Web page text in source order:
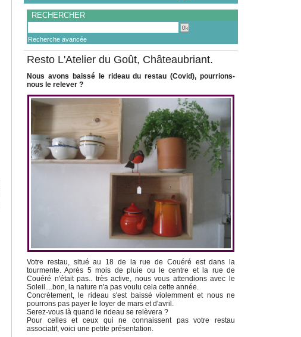
RECHERCHER
Recherche avancée
Resto L'Atelier du Goût, Châteaubriant.
Nous avons baissé le rideau du restau (Covid), pourrions-
nous le relever ?
Votre restau, situé au 18 de la rue de Couéré est dans la
tourmente. Après 5 mois de pluie ou le centre et la rue de
Couéré n'était pas.. très active, nous vous attendions avec le
Soleil....bon, la nature n'a pas voulu cela cette année.
Concrètement, le rideau s'est baissé violemment et nous ne
pourrons pas payer le loyer de mars et d'avril.
Serez-vous là quand le rideau se relèvera ?
Pour celles et ceux qui ne connaissent pas votre restau
associatif, voici une petite présentation.